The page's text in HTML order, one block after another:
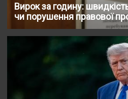
Вирок за годину:
чи порушення правової